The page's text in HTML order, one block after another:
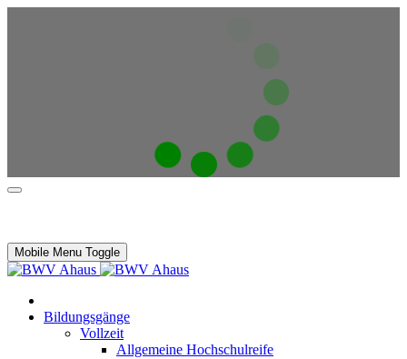
Mobile Menu Toggle
Bildungsgänge
Vollzeit
Allgemeine Hochschulreife